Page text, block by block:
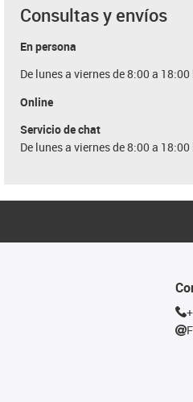
Consultas y envíos
En persona
De lunes a viernes de 8:00 a 18:00
Online
Servicio de chat
De lunes a viernes de 8:00 a 18:00